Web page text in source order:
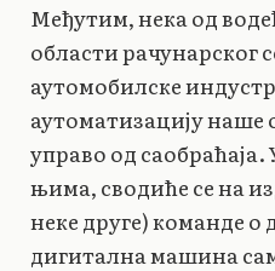
Међутим, нека од
области рачунарског
аутомобилске
аутоматизацију
управо од
њима, сводиће се на
неке друге) команде о
дигитална машина